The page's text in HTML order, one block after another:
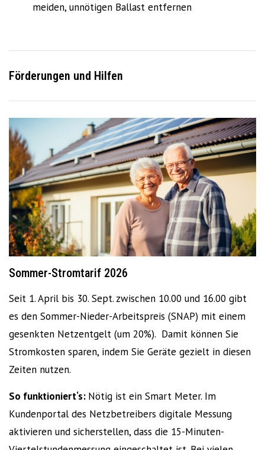
meiden, unnötigen Ballast entfernen
Förderungen und Hilfen
Sommer-Stromtarif 2026
Seit 1. April bis 30. Sept. zwischen 10.00 und 16.00 gibt
es den Sommer-Nieder-Arbeitspreis (SNAP) mit einem
gesenkten Netzentgelt (um 20%). Damit können Sie
Stromkosten sparen, indem Sie Geräte gezielt in diesen
Zeiten nutzen.
So funktioniert‘s: Nötig ist ein Smart Meter. Im
Kundenportal des Netzbetreibers digitale Messung
aktivieren und sicherstellen, dass die 15-Minuten-